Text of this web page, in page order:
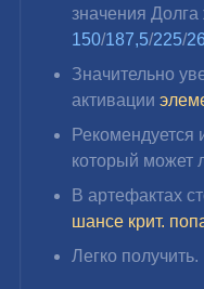
значения Долга
150/187,5/225/
Значительно
активации
Рекомендуется
который может
В артефактах
шансе крит.
Легко получить.